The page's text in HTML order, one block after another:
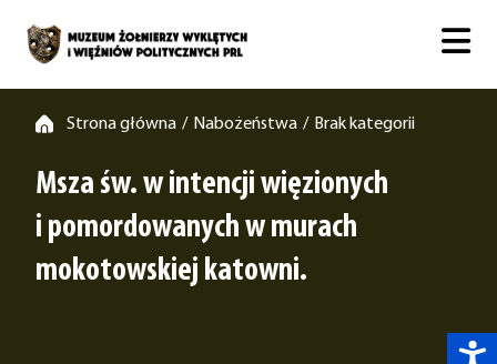
Strona główna / Nabożeństwa / Brak kategorii
Msza św. w intencji więzionych
i pomordowanych w murach
mokotowskiej katowni.